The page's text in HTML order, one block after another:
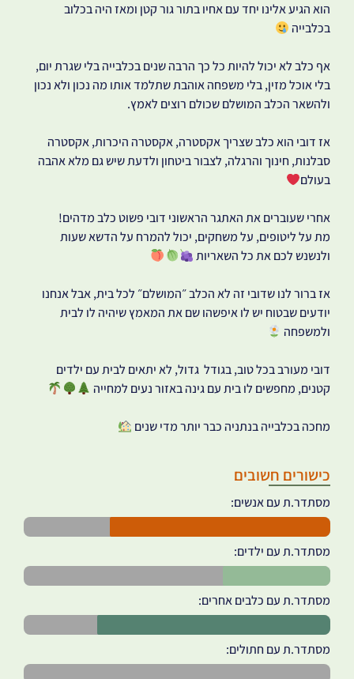
הוא הגיע אלינו יחד עם אחיו בתור גור קטן ומאז היה בכלוב
בכלבייה
אף כלב לא יכול להיות כל כך הרבה שנים בכלבייה בלי שגרת יום,
בלי אוכל מזין, בלי משפחה אוהבת שתלמד אותו מה נכון ולא נכון
ולהשאר הכלב המושלם שכולם רוצים לאמץ.
אז דובי הוא כלב שצריך אקסטרה, אקסטרה היכרות, אקסטרה
סבלנות, חינוך והרגלה, לצבור ביטחון ולדעת שיש גם מלא אהבה
בעולם
אחרי שעוברים את האתגר הראשוני דובי פשוט כלב מדהים!
מת על ליטופים, על משחקים, יכול להמרח על הדשא שעות
ולנשנש לכם את כל השאריות
אז ברור לנו שדובי זה לא הכלב ״המושלם״ לכל בית, אבל אנחנו
יודעים שבטוח יש לו איפשהו שם את המאמץ שיהיה לו לבית
ולמשפחה
דובי מעורב בכל טוב, בגודל גדול, לא יתאים לבית עם ילדים
קטנים, מחפשים לו בית עם גינה באזור נעים למחייה
מחכה בכלבייה בנתניה כבר יותר מדי שנים
כישורים חשובים
מסתדר.ת עם אנשים:
מסתדר.ת עם ילדים:
מסתדר.ת עם כלבים אחרים:
מסתדר.ת עם חתולים: